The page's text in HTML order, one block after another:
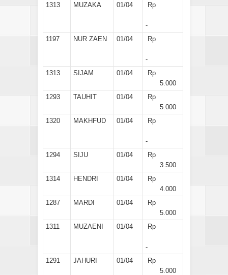
1313
MUZAKA 01/04 Rp
-
1197
NUR ZAEN 01/04 Rp
-
1313
SIJAM 01/04
Rp
5.000
1293
TAUHIT 01/04
Rp
5.000
1320
MAKHFUD 01/04 Rp
-
1294
SIJU 01/04
Rp
3.500
1314
HENDRI 01/04
Rp
4.000
1287
MARDI 01/04
Rp
5.000
1311
MUZAENI 01/04 Rp
-
1291
JAHURI 01/04
Rp
5.000